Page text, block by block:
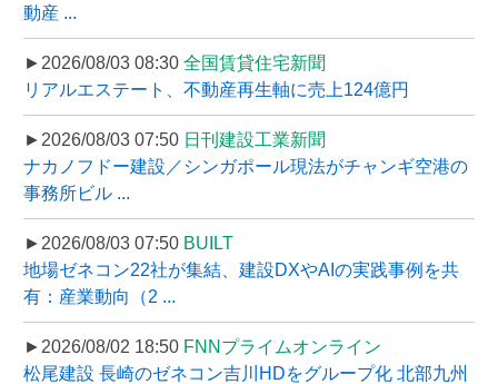
動産 ...
►2026/08/03 08:30 全国賃貸住宅新聞
リアルエステート、不動産再生軸に売上124億円
►2026/08/03 07:50 日刊建設工業新聞
ナカノフドー建設／シンガポール現法がチャンギ空港の
事務所ビル ...
►2026/08/03 07:50 BUILT
地場ゼネコン22社が集結、建設DXやAIの実践事例を共
有：産業動向（2 ...
►2026/08/02 18:50 FNNプライムオンライン
松尾建設 長崎のゼネコン吉川HDをグループ化 北部九州